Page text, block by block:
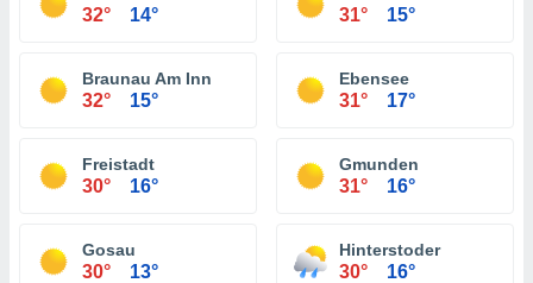
32° 14° 31° 15°
Braunau Am Inn
32° 15°
Ebensee
31° 17°
Freistadt
30° 16°
Gmunden
31° 16°
Gosau
30° 13°
Hinterstoder
30° 16°